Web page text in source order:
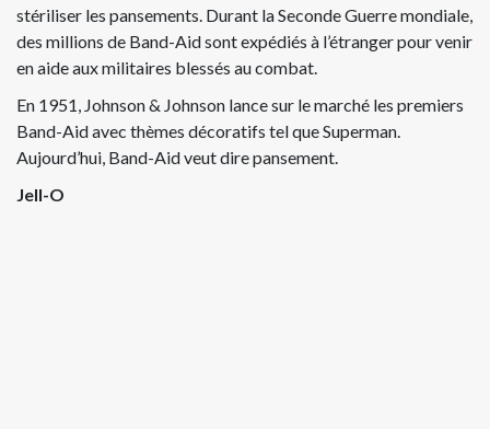
stériliser les pansements. Durant la Seconde Guerre mondiale,
des millions de Band-Aid sont expédiés à l’étranger pour venir
en aide aux militaires blessés au combat.
En 1951, Johnson & Johnson lance sur le marché les premiers
Band-Aid avec thèmes décoratifs tel que Superman.
Aujourd’hui, Band-Aid veut dire pansement.
Jell-O